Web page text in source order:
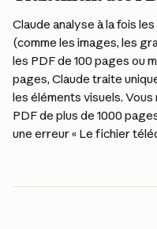
Claude analyse à la fois
(comme les images, les
les PDF de 100 pages ou
pages, Claude traite
les éléments visuels.
PDF de plus de 1000
une erreur « Le fichier